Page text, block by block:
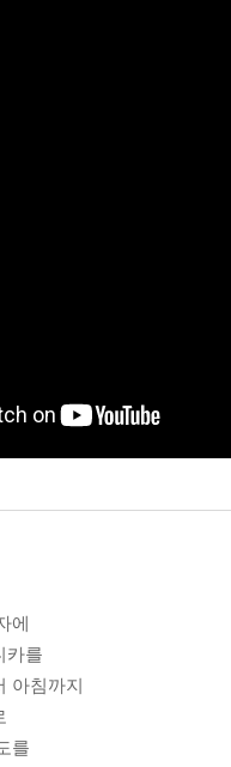
에
카를
아침까지
를